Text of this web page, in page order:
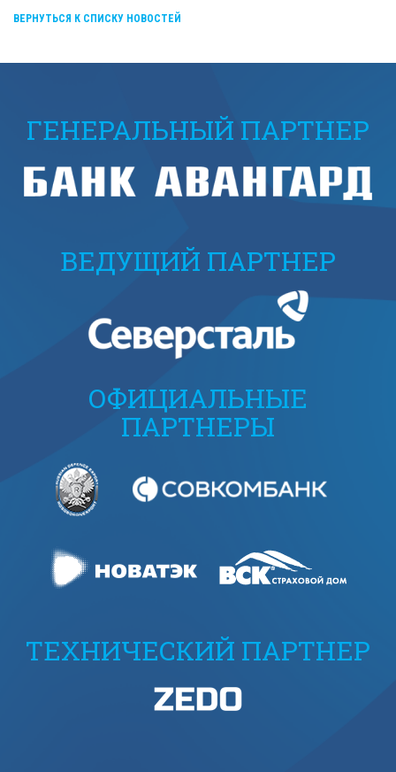
ВЕРНУТЬСЯ К СПИСКУ НОВОСТЕЙ
ГЕНЕРАЛЬНЫЙ ПАРТНЕР
ВЕДУЩИЙ ПАРТНЕР
ОФИЦИАЛЬНЫЕ
ПАРТНЕРЫ
ТЕХНИЧЕСКИЙ ПАРТНЕР